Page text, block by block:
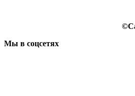
Мы в соцсетях